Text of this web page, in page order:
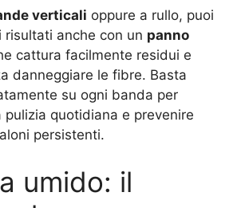
verticali oppure a rullo, puoi
anche con un panno
cattura facilmente residui e
danneggiare le fibre. Basta
su ogni banda per
pulizia quotidiana e prevenire
persistenti.
umido: il